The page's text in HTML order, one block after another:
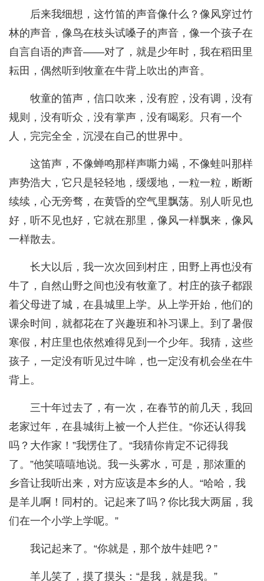
后来我细想，这竹笛的声音像什么？像风穿过竹
林的声音，像鸟在枝头试嗓子的声音，像一个孩子在
自言自语的声音——对了，就是少年时，我在稻田里
耘田，偶然听到牧童在牛背上吹出的声音。
牧童的笛声，信口吹来，没有腔，没有调，没有
规则，没有听众，没有掌声，没有喝彩。只有一个
人，完完全全，沉浸在自己的世界中。
这笛声，不像蝉鸣那样声嘶力竭，不像蛙叫那样
声势浩大，它只是轻轻地，缓缓地，一粒一粒，断断
续续，心无旁骛，在黄昏的空气里飘荡。别人听见也
好，听不见也好，它就在那里，像风一样飘来，像风
一样散去。
长大以后，我一次次回到村庄，田野上再也没有
牛了，自然山野之间也没有牧童了。村庄的孩子都跟
着父母进了城，在县城里上学。从上学开始，他们的
课余时间，就都花在了兴趣班和补习课上。到了暑假
寒假，村庄里也依然难得见到一个少年。我猜，这些
孩子，一定没有听见过牛哞，也一定没有机会坐在牛
背上。
三十年过去了，有一次，在春节的前几天，我回
老家过年，在县城街上被一个人拦住。“你还认得我
吗？大作家！”我愣住了。“我猜你肯定不记得我
了。”他笑嘻嘻地说。我一头雾水，可是，那浓重的
乡音让我听出来，对方应该是本乡的人。“哈哈，我
是羊儿啊！同村的。记起来了吗？你比我大两届，我
们在一个小学上学呢。”
我记起来了。“你就是，那个放牛娃吧？”
羊儿笑了，摸了摸头：“是我，就是我。”